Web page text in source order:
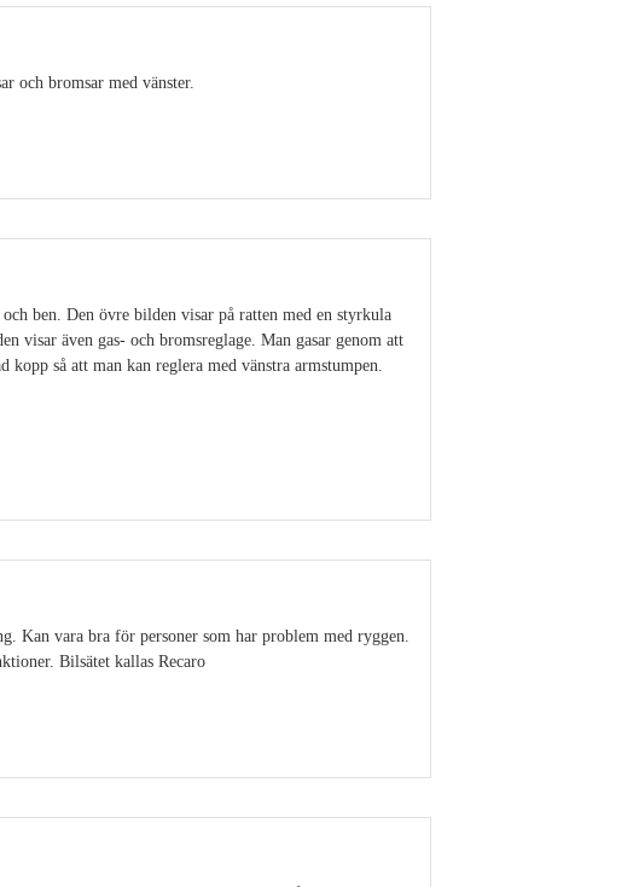
och bromsar med vänster.
ben. Den övre bilden visar på ratten med en styrkula
visar även gas- och bromsreglage. Man gasar genom att
så att man kan reglera med vänstra armstumpen.
Kan vara bra för personer som har problem med ryggen.
Bilsätet kallas Recaro